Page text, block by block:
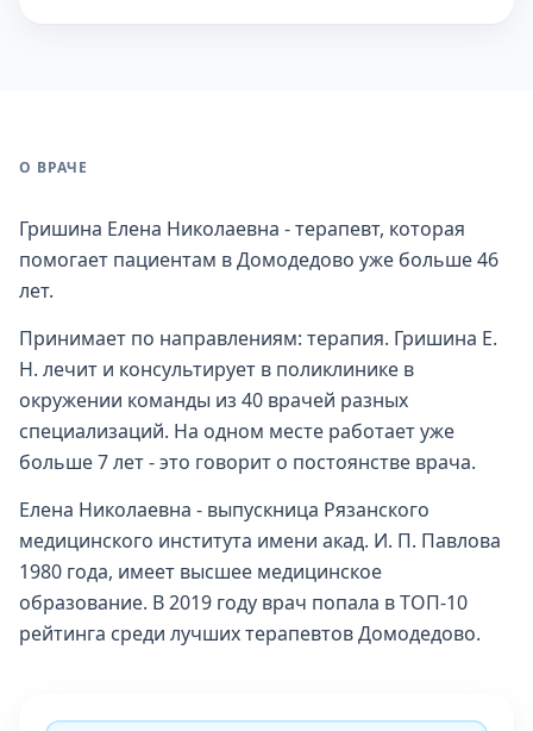
О ВРАЧЕ
Гришина Елена Николаевна - терапевт, которая
помогает пациентам в Домодедово уже больше 46
лет.
Принимает по направлениям: терапия. Гришина Е.
Н. лечит и консультирует в поликлинике в
окружении команды из 40 врачей разных
специализаций. На одном месте работает уже
больше 7 лет - это говорит о постоянстве врача.
Елена Николаевна - выпускница Рязанского
медицинского института имени акад. И. П. Павлова
1980 года, имеет высшее медицинское
образование. В 2019 году врач попала в ТОП-10
рейтинга среди лучших терапевтов Домодедово.